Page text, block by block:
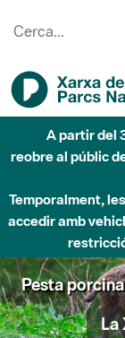
A partir del
reobre al públic
Temporalment,
accedir amb
Pesta
La